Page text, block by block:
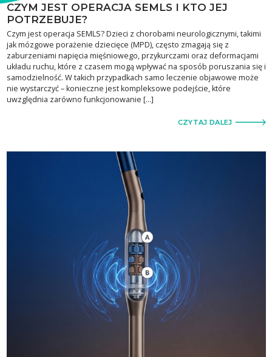
CZYM JEST OPERACJA SEMLS I KTO JEJ
POTRZEBUJE?
Czym jest operacja SEMLS? Dzieci z chorobami neurologicznymi, takimi
jak mózgowe porażenie dziecięce (MPD), często zmagają się z
zaburzeniami napięcia mięśniowego, przykurczami oraz deformacjami
układu ruchu, które z czasem mogą wpływać na sposób poruszania się i
samodzielność. W takich przypadkach samo leczenie objawowe może
nie wystarczyć – konieczne jest kompleksowe podejście, które
uwzględnia zarówno funkcjonowanie […]
CZYTAJ DALEJ